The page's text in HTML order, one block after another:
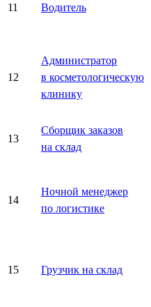
11 Водитель
12
Администратор
в косметологическую
клинику
13
Сборщик заказов
на склад
14
Ночной менеджер
по логистике
15 Грузчик на склад